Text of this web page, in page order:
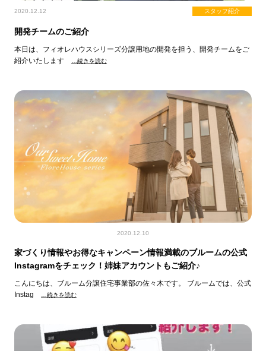
2020.12.12 スタッフ紹介
開発チームのご紹介
本日は、フィオレハウスシリーズ分譲用地の開発を担う、開発チームをご
紹介いたします
…続きを読む
2020.12.10
家づくり情報やお得なキャンペーン情報満載のブルームの公式
Instagramをチェック！姉妹アカウントもご紹介♪
こんにちは、ブルーム分譲住宅事業部の佐々木です。 ブルームでは、公式
Instag
…続きを読む